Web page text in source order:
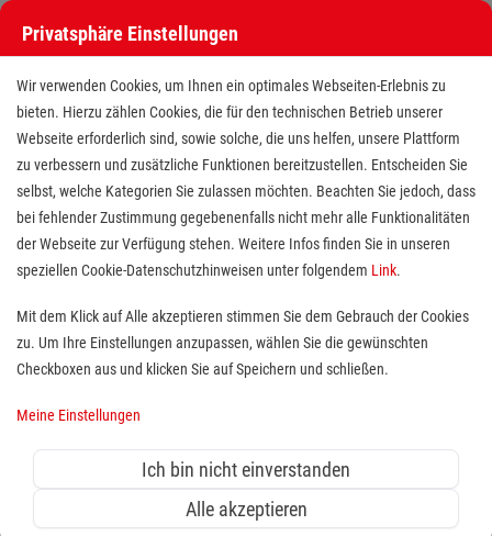
Pflegefachkraft (m/w/d) ambulante
Pflege
Standort(e):Stuttgart, Esslingen
eine professionelle Arbeitsumgebung? Dann bist du bei
uns genau richtig!
In unseren Versorgungsangeboten steht immer der
Mensch unter Berücksichtigung seiner körperlichen,
Privatsphäre Einstellungen
Wir verwenden Cookies, um Ihnen ein optimales Webseiten-Erlebnis zu
bieten. Hierzu zählen Cookies, die für den technischen Betrieb unserer
Webseite erforderlich sind, sowie solche, die uns helfen, unsere Plattform
zu verbessern und zusätzliche Funktionen bereitzustellen. Entscheiden Sie
selbst, welche Kategorien Sie zulassen möchten. Beachten Sie jedoch, dass
bei fehlender Zustimmung gegebenenfalls nicht mehr alle Funktionalitäten
der Webseite zur Verfügung stehen. Weitere Infos finden Sie in unseren
speziellen Cookie-Datenschutzhinweisen unter folgendem Link.
Mit dem Klick auf Alle akzeptieren stimmen Sie dem Gebrauch der Cookies
zu. Um Ihre Einstellungen anzupassen, wählen Sie die gewünschten
Checkboxen aus und klicken Sie auf Speichern und schließen.
Meine Einstellungen
Ich bin nicht einverstanden
Alle akzeptieren